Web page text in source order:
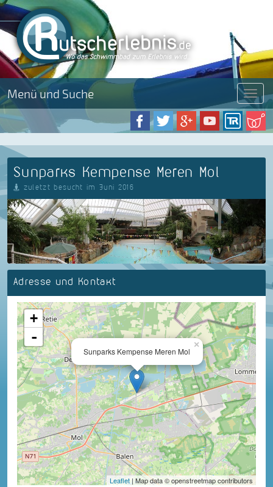
Menü und Suche Menü
Sunparks Kempense Meren Mol
zuletzt besucht im Juni 2016
Adresse und Kontakt
×
Sunparks Kempense Meren Mol
+
-
Leaflet | Map data © openstreetmap contributors